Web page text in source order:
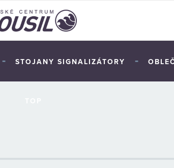
- STOJANY SIGNALIZÁTORY -